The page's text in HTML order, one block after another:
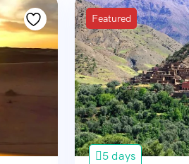
Featured
5 days